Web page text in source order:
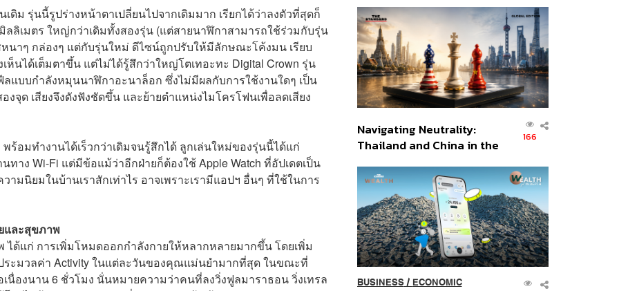
ดิม รุ่นนี้รูปร่างหน้าตาเปลี่ยนไปจากเดิมมาก เรียกได้ว่าลงตัวที่สุดก็
ลลิเมตร ใหญ่กว่าเดิมทั้งสองรุ่น (แต่สายนาฬิกาสามารถใช้ร่วมกับรุ่น
หนาๆ กล่องๆ แต่กับรุ่นใหม่ ดีไซน์ถูกปรับให้มีลักษณะโค้งมน เรียบ
นได้เต็มตาขึ้น แต่ไม่ได้รู้สึกว่าใหญ่โตเทอะทะ Digital Crown รุ่น
แบบกำลังหมุนนาฬิกาอะนาล็อก ซึ่งไม่มีผลกับการใช้งานใดๆ เป็น
ด เสียงจึงดังฟังชัดขึ้น และย้ายตำแหน่งไมโครโฟนเพื่อลดเสียง
พร้อมทำงานได้เร็วกว่าเดิมจนรู้สึกได้ ลูกเล่นใหม่ของรุ่นนี้ได้แก่
ทาง Wi-Fi แต่มีข้อแม้ว่าอีกฝ่ายก็ต้องใช้ Apple Watch ที่อัปเดตเป็น
ามนิยมในบ้านเราสักเท่าไร อาจเพราะเรามีแอปฯ อื่นๆ ที่ใช้ในการ
และสุขภาพ
ด้แก่ การเพิ่มโหมดออกกำลังกายให้หลากหลายมากขึ้น โดยเพิ่ม
ระมวลค่า Activity ในแต่ละวันของคุณแม่นยำมากที่สุด ในขณะที่
นื่องนาน 6 ชั่วโมง นั่นหมายความว่าคนที่ลงวิ่งฟูลมาราธอน วิ่งเทรล
ส่วนยุทธศาสตร์ไทย –
อินโดนีเซีย
Navigating Neutrality:
Thailand and China in the
Order
166
BUSINESS/ ECONOMIC